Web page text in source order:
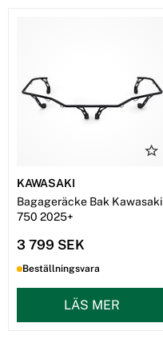
KAWASAKI
Bagageräcke Bak Kawasaki
750 2025+
3 799 SEK
Beställningsvara
LÄS MER